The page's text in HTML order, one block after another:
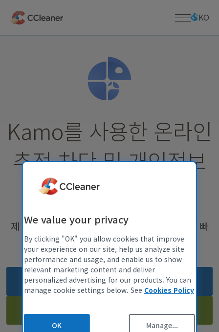
텐
Defraggler
Recuva
Speccy
안드로이드용 CCleaner
iOS 용 CCleaner
Mac용 CCleaner
다운로드 센터
CCleaner 다운로드
Mac용 CCleaner 다운로드
Defraggler 다운로드
Recuva 다운로드
Speccy 다운로드
지원하다
라이센스 키 분실
커뮤니티 포럼
회사 소개
개인 정보 정책
데이터 팩트시트
쿠키 정책
사용 조건
공급업체 지침
합법적인
채용 정보
문의하기
KO
Kamo를 사용한 온라인
추적 차단 및 개인정보
보호
제 WireGuard VPN 프로토콜로 최대 35% 더 빠
르게 비공개 연결을 실행해 보세요!*
14일 무료 평가판 다운로드**
We value your privacy
By clicking "OK" you allow cookies that improve
your experience on our site, help us analyze site
performance and usage, and enable us to show
relevant marketing content and deliver
personalized advertising for our products. You can
manage cookie settings below. See Cookies Policy
OK Manage...